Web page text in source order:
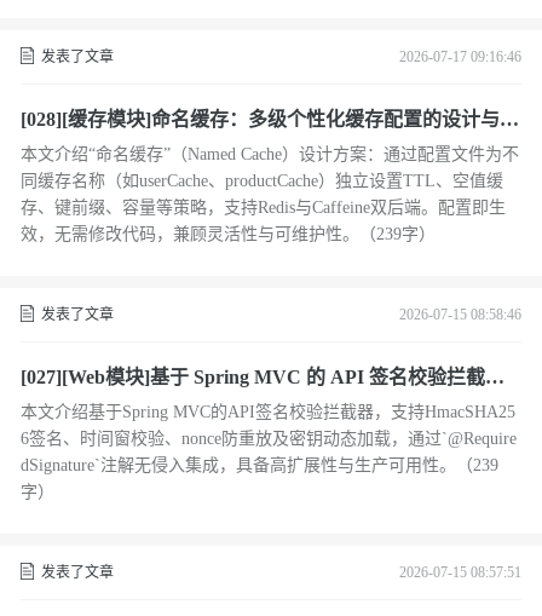
发表了文章 2026-07-17 09:16:46
[028][缓存模块]命名缓存：多级个性化缓存配置的设计与实
现
本文介绍“命名缓存”（Named Cache）设计方案：通过配置文件为不
同缓存名称（如userCache、productCache）独立设置TTL、空值缓
存、键前缀、容量等策略，支持Redis与Caffeine双后端。配置即生
效，无需修改代码，兼顾灵活性与可维护性。（239字）
发表了文章 2026-07-15 08:58:46
[027][Web模块]基于 Spring MVC 的 API 签名校验拦截器
设计与实现
本文介绍基于Spring MVC的API签名校验拦截器，支持HmacSHA25
6签名、时间窗校验、nonce防重放及密钥动态加载，通过`@Require
dSignature`注解无侵入集成，具备高扩展性与生产可用性。（239
字）
发表了文章 2026-07-15 08:57:51